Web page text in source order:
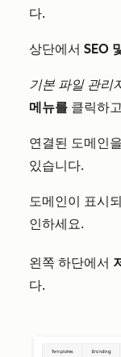
다.
상단에서 SEO
기본 파일 관리
메뉴를 클릭하고
연결된 도메인
있습니다.
도메인이 표시
인하세요.
왼쪽 하단에서
다.